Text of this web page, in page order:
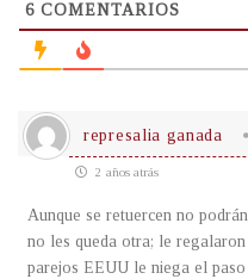
6 COMENTARIOS
represalia ganada
2 años atrás
Aunque se retuercen no
no les queda otra; le
parejos EEUU le niega el